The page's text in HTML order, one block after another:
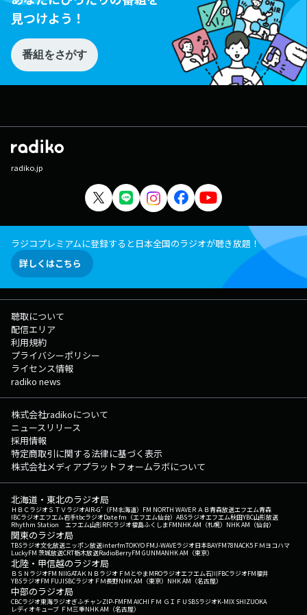
見つけよう！
番組をさがす
radiko.jp
ラジコプレミアムに登録すると日本全国のラジオが聴き放題！
詳しくはこちら
聴取について
配信エリア
利用規約
プライバシーポリシー
ライセンス情報
radiko news
株式会社radikoについて
ニュースリリース
採用情報
特定商取引に関する法律に基づく表示
株式会社メディアプラットフォームラボについて
北海道・東北のラジオ局
ＨＢＣラジオＳＴＶラジオAIR-G'（FM北海道） FM NORTH WAVEＲＡＢ青森放送エフエム青森
IBCラジオエフエム岩手tbcラジオDate fm（エフエム仙台） ABSラジオエフエム秋田YBC山形放送
Rhythm Station エフエム山形RFCラジオ福島ふくしまFMNHK AM（札幌） NHK AM（仙台）
関東のラジオ局
TBSラジオ文化放送ニッポン放送interfmTOKYO FMJ-WAVEラジオ日本BAYFM78NACK5 ＦＭヨコハマ
LuckyFM 茨城放送CRT栃木放送RadioBerryFM GUNMANHK AM（東京）
北陸・甲信越のラジオ局
ＢＳＮラジオFM NIIGATAＫＮＢラジオ ＦＭとやまMROラジオエフエム石川FBCラジオFM福井
YBSラジオFM FUJISBCラジオ ＦＭ長野NHK AM（東京） NHK AM（名古屋）
中部のラジオ局
CBCラジオ東海ラジオぎふチャンZIP-FMFM AICHI ＦＭ ＧＩＦＵ SBSラジオK-MIX SHIZUOKA
レディオキューブ ＦＭ三重NHK AM（名古屋）